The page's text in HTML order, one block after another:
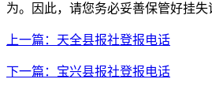
为。因此，请您务必妥善保管好挂失
上一篇：天全县报社登报电话
下一篇：宝兴县报社登报电话